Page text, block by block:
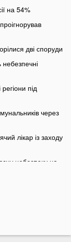
на 54%
дві споруди
під
через
лікар із заходу
небезпеку на